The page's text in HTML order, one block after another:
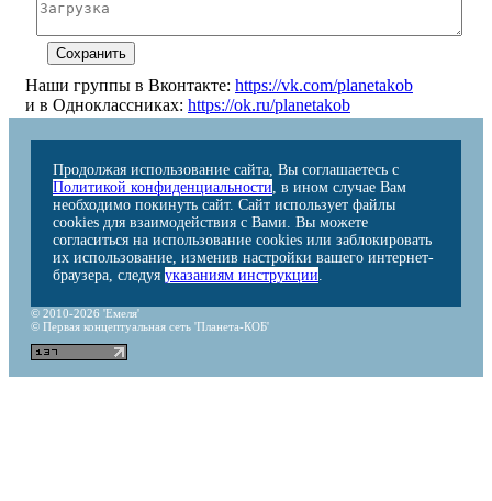
Наши группы в Вконтакте: https://vk.com/planetakob
и в Одноклассниках: https://ok.ru/planetakob
Продолжая использование сайта, Вы соглашаетесь с
Политикой конфиденциальности, в ином случае Вам
необходимо покинуть сайт. Сайт использует файлы
cookies для взаимодействия с Вами. Вы можете
согласиться на использование cookies или заблокировать
их использование, изменив настройки вашего интернет-
браузера, следуя указаниям инструкции.
© 2010-2026 'Емеля'
© Первая концептуальная сеть 'Планета-КОБ'